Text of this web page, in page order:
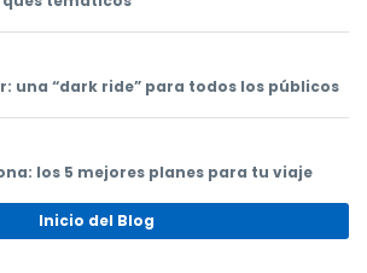
una “dark ride” para todos los públicos
los 5 mejores planes para tu viaje
Inicio del Blog